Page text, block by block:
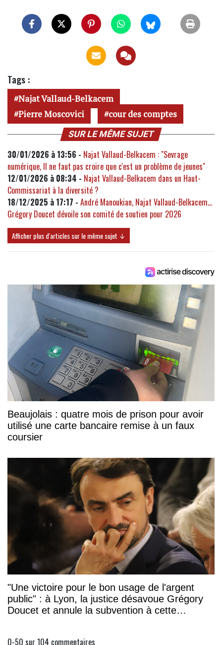
Tags :
Najat Vallaud-Belkacem
Pierre Moscovici
cour des comptes
SUR LE MÊME SUJET
30/01/2026 à 13:56 - Najat Vallaud-Belkacem : "Sevrage
numérique, Il ne faut pas croire que c'est un problème de jeunes"
12/01/2026 à 08:34 - Najat Vallaud-Belkacem dans un Haut-
Commissariat à la diversité ?
18/12/2025 à 17:17 - André Manoukian, Najat Vallaud-Belkacem...
Grégory Doucet dévoile son comité de soutien pour 2026
Afficher plus d'articles sur le même sujet ↓
Beaujolais : quatre mois de prison pour avoir
utilisé une carte bancaire remise à un faux
coursier
"Une victoire pour le bon usage de l'argent
public" : à Lyon, la justice désavoue Grégory
Doucet et annule la subvention à cette
0-50 sur 104 commentaires